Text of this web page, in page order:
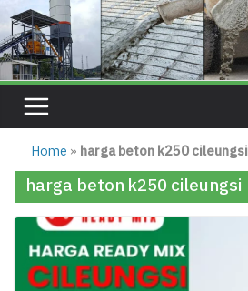
Home » harga beton k250 cileungsi
harga beton k250 cileungsi